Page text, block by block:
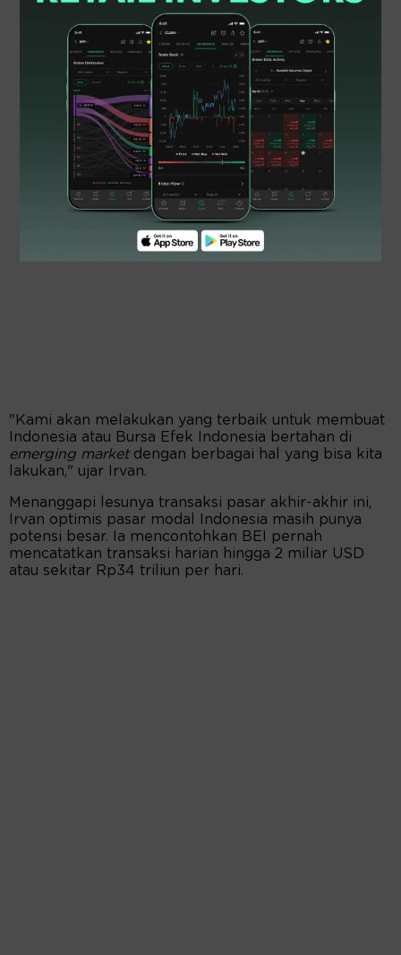
"Kami akan melakukan yang terbaik untuk membuat
Indonesia atau Bursa Efek Indonesia bertahan di
emerging marketdengan berbagai hal yang bisa kita
lakukan," ujar Irvan.
Menanggapi lesunya transaksi pasar akhir-akhir ini,
Irvan optimis pasar modal Indonesia masih punya
potensi besar. Ia mencontohkan BEI pernah
mencatatkan transaksi harian hingga 2 miliar USD
atau sekitar Rp34 triliun per hari.